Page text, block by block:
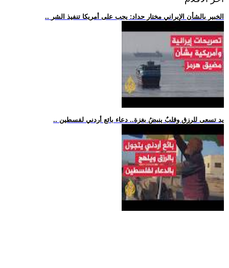
.. الخبير بالشأن الإيراني مختار حداد: يجب على أمريكا تنفيذ الشر
.. يد تسعى للرزق وقلبٌ ينبضُ بغزة.. دعاء بائع أردني لفسطين